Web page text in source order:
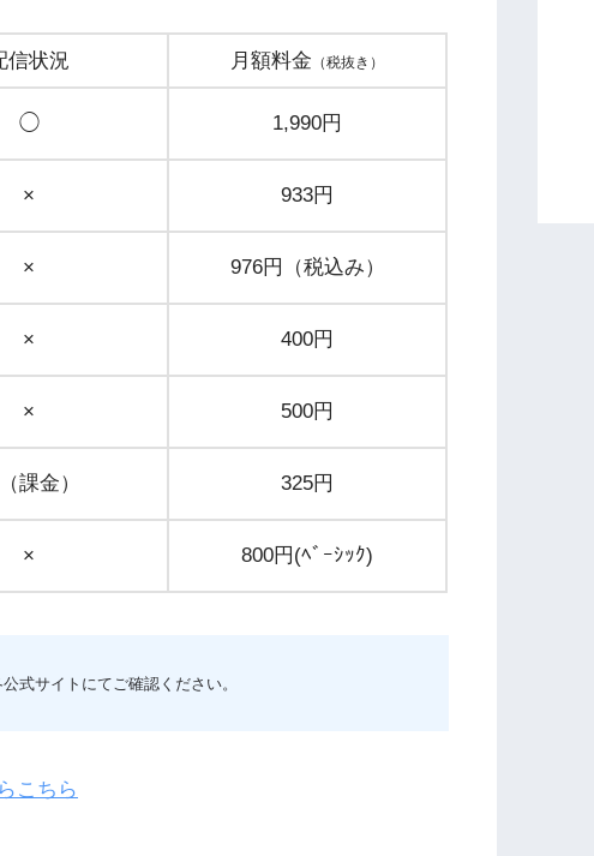
信状況 月額料金 （税抜き）
◯ 1,990円
× 933円
× 976円（税込み）
× 400円
× 500円
課金） 325円
× 800円(ﾍﾞｰｼｯｸ)
式サイトにてご確認ください。
こちら